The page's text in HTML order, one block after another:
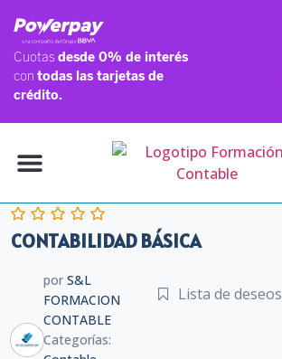
CONTABILIDAD BÁSICA
por S&L
FORMACION
CONTABLE
Categorías:
Lista de deseos